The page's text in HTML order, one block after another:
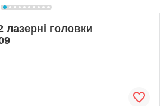
лазерні головки